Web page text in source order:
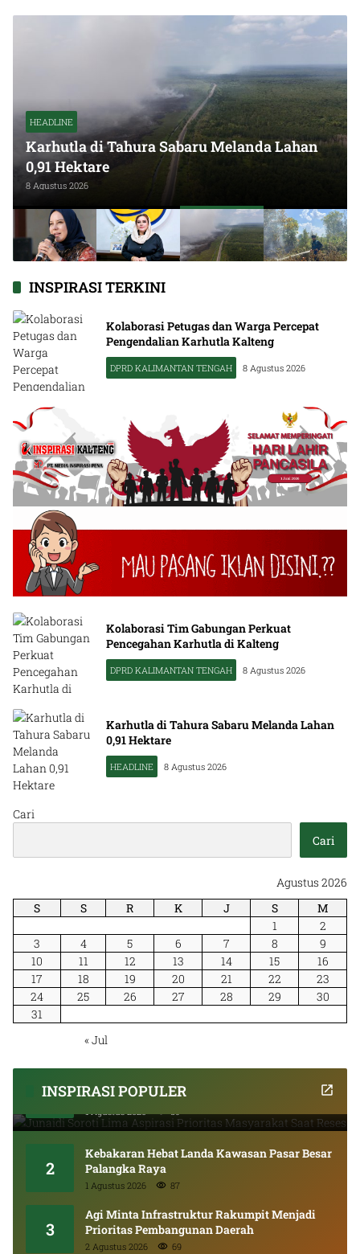
HEADLINE
Karhutla Seluas 0,91 Hektare Ditangani Tim
Gabungan
7 Agustus 2026
INSPIRASI TERKINI
Kolaborasi Petugas dan Warga Percepat
Pengendalian Karhutla Kalteng
DPRD KALIMANTAN TENGAH 8 Agustus 2026
Kolaborasi Tim Gabungan Perkuat
Pencegahan Karhutla di Kalteng
DPRD KALIMANTAN TENGAH 8 Agustus 2026
Karhutla di Tahura Sabaru Melanda Lahan
0,91 Hektare
HEADLINE 8 Agustus 2026
https://inspirasikalteng.com/
Cari
Cari
Agustus 2026
S
S R K J S
M
1
2
3
4 5 6 7 8
9
10
11 12 13 14 15
16
17
18 19 20 21 22
23
24
25 26 27 28 29
30
31
« Jul
INSPIRASI POPULER
1
Masyarakat Saat Reses
1 Agustus 2026 89
2
Kebakaran Hebat Landa Kawasan Pasar Besar
Palangka Raya
1 Agustus 2026 87
3
Agi Minta Infrastruktur Rakumpit Menjadi
Prioritas Pembangunan Daerah
2 Agustus 2026 69